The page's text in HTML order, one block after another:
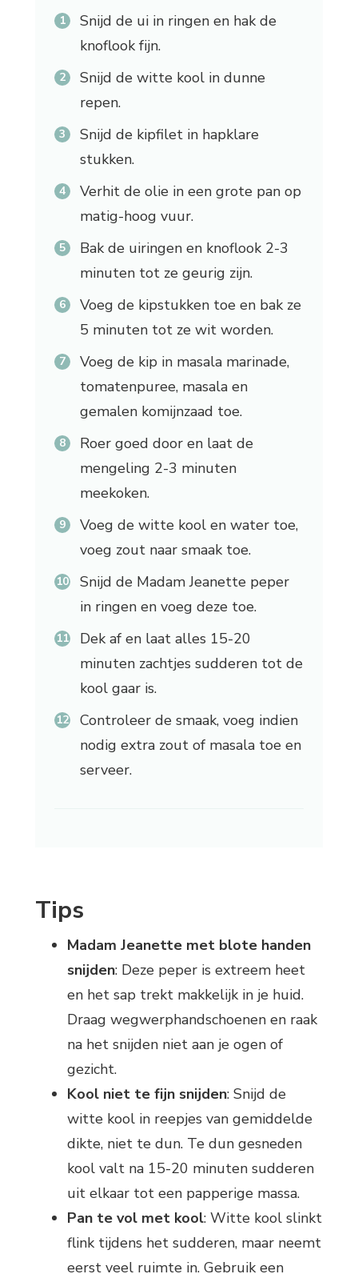
Snijd de ui in ringen en hak de
knoflook fijn.
Snijd de witte kool in dunne
repen.
Snijd de kipfilet in hapklare
stukken.
Verhit de olie in een grote pan op
matig-hoog vuur.
Bak de uiringen en knoflook 2-3
minuten tot ze geurig zijn.
Voeg de kipstukken toe en bak ze
5 minuten tot ze wit worden.
Voeg de kip in masala marinade,
tomatenpuree, masala en
gemalen komijnzaad toe.
Roer goed door en laat de
mengeling 2-3 minuten
meekoken.
Voeg de witte kool en water toe,
voeg zout naar smaak toe.
Snijd de Madam Jeanette peper
in ringen en voeg deze toe.
Dek af en laat alles 15-20
minuten zachtjes sudderen tot de
kool gaar is.
Controleer de smaak, voeg indien
nodig extra zout of masala toe en
serveer.
Tips
Madam Jeanette met blote handen
snijden: Deze peper is extreem heet
en het sap trekt makkelijk in je huid.
Draag wegwerphandschoenen en raak
na het snijden niet aan je ogen of
gezicht.
Kool niet te fijn snijden: Snijd de
witte kool in reepjes van gemiddelde
dikte, niet te dun. Te dun gesneden
kool valt na 15-20 minuten sudderen
uit elkaar tot een papperige massa.
Pan te vol met kool: Witte kool slinkt
flink tijdens het sudderen, maar neemt
eerst veel ruimte in. Gebruik een